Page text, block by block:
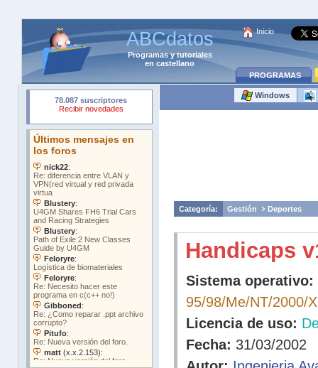
ABCdatos
Programasytutoriales
en castellano
Inicio
PROGRAMAS
Windows
Categoría: Gestión Deportes
Handicaps
Sistema operativo:
95/98/Me/NT/2000/
Licencia de uso:
Fecha: 31/03/2002